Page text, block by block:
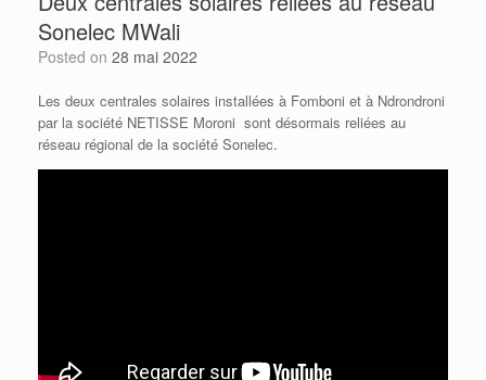
Sonelec MWali
Posted on 28 mai 2022
Les deux centrales solaires installées à Fomboni et à Ndrondroni
par la société NETISSE Moroni sont désormais reliées au
réseau régional de la société Sonelec.